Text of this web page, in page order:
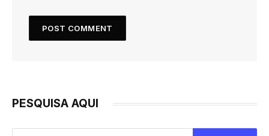
PESQUISA AQUI